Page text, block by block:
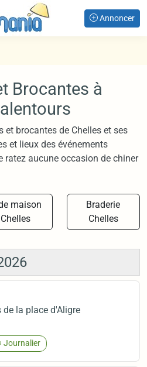
Annoncer
Brocantes à
et brocantes de Chelles et ses
et lieux des événements
ratez aucune occasion de chiner
maison
Chelles
Braderie
Chelles
de la place d'Aligre
Journalier